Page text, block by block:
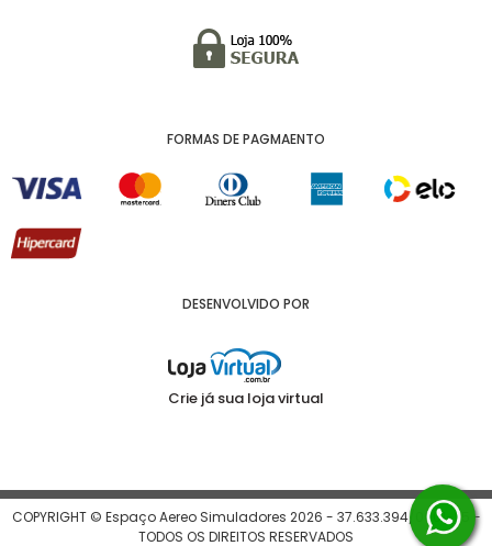
FORMAS DE PAGMAENTO
DESENVOLVIDO POR
Crie já sua loja virtual
COPYRIGHT © Espaço Aereo Simuladores 2026 - 37.633.394/0001-25 -
TODOS OS DIREITOS RESERVADOS